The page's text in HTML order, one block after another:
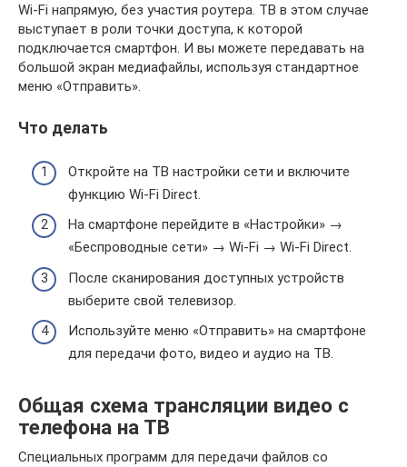
Wi-Fi напрямую, без участия роутера. ТВ в этом случае
выступает в роли точки доступа, к которой
подключается смартфон. И вы можете передавать на
большой экран медиафайлы, используя стандартное
меню «Отправить».
Что делать
Откройте на ТВ настройки сети и включите
функцию Wi-Fi Direct.
На смартфоне перейдите в «Настройки» →
«Беспроводные сети» → Wi-Fi → Wi-Fi Direct.
После сканирования доступных устройств
выберите свой телевизор.
Используйте меню «Отправить» на смартфоне
для передачи фото, видео и аудио на ТВ.
Общая схема трансляции видео с
телефона на ТВ
Специальных программ для передачи файлов со